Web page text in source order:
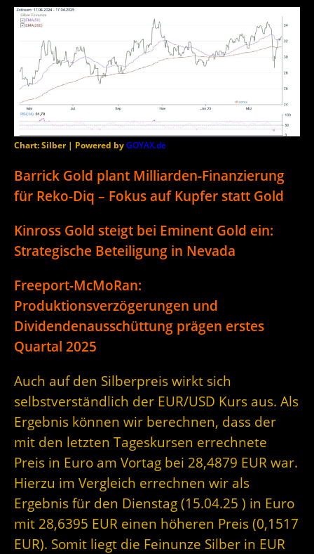
Chart: Silber | Powered byGOYAX.de
Barrick Gold plant Milliarden-Finanzierung
für Reko-Diq – Fokus auf Kupfer statt Gold
Kinross Gold steigt bei Eminent Gold ein:
Strategische Beteiligung in Nevada
Freeport-McMoRan:
Produktionsverzögerungen und
Dividendenausschüttung prägen erstes
Quartal 2025
Auch auf den Silberpreis wirkt sich
selbstverständlich der EUR/USD Kurs aus. Als
Ergebnis können wir berechnen, dass der
mit den letzten Tageskursen errechnete
Preis in Euro am Vortag bei 28,4879 EUR war.
Hierzu im Vergleich errechnen wir als
Ergebnis für den Dienstag (15.04.25 ) in Euro
mit 28,6395 EUR einen höheren Preis (0,1517
EUR). Somit liegt die Feinunze Silber in EUR